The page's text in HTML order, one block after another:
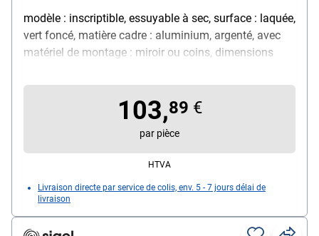
modèle : inscriptible, essuyable à sec, surface : laquée,
vert foncé, matière cadre : aluminium, argenté, avec
matériel de montage : miroir ou coins, dimensions
103,89 €
par pièce
HTVA
Livraison directe par service de colis, env. 5 - 7 jours délai de
livraison